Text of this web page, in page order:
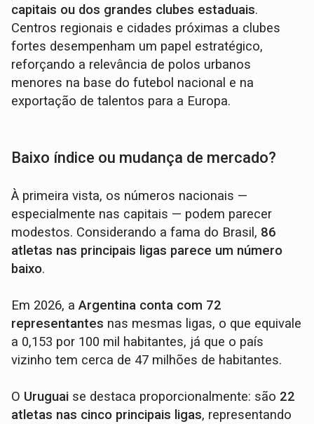
capitais ou dos grandes clubes estaduais.
Centros regionais e cidades próximas a clubes
fortes desempenham um papel estratégico,
reforçando a relevância de polos urbanos
menores na base do futebol nacional e na
exportação de talentos para a Europa.
Baixo índice ou mudança de mercado?
À primeira vista, os números nacionais —
especialmente nas capitais — podem parecer
modestos. Considerando a fama do Brasil, 86
atletas nas principais ligas parece um número
baixo.
Em 2026, aArgentina conta com 72
representantes nas mesmas ligas, o que equivale
a 0,153 por 100 mil habitantes, já que o país
vizinho tem cerca de 47 milhões de habitantes.
O Uruguai se destaca proporcionalmente: são 22
atletas nas cinco principais ligas, representando